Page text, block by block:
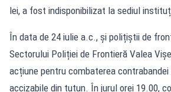
lei, a fost indisponibilizat la sediul
În data de 24 iulie a.c., și polițiștii de
Sectorului Poliției de Frontieră Valea
acțiune pentru combaterea contrabandei
accizabile din tutun. În jurul orei 19.00,